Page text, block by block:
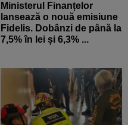
Ministerul Finanțelor
lansează o nouă emisiune
Fidelis. Dobânzi de până la
7,5% în lei și 6,3% ...